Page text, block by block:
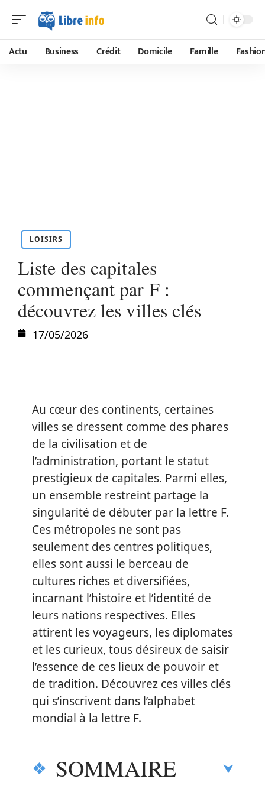
Actu Business Crédit Domicile Famille
LOISIRS
Liste des capitales
commençant par F :
découvrez les villes clés
17/05/2026
Au cœur des continents, certaines
villes se dressent comme des phares
de la civilisation et de
l’administration, portant le statut
prestigieux de capitales. Parmi elles,
un ensemble restreint partage la
singularité de débuter par la lettre F.
Ces métropoles ne sont pas
seulement des centres politiques,
elles sont aussi le berceau de
cultures riches et diversifiées,
incarnant l’histoire et l’identité de
leurs nations respectives. Elles
attirent les voyageurs, les diplomates
et les curieux, tous désireux de saisir
l’essence de ces lieux de pouvoir et
de tradition. Découvrez ces villes clés
qui s’inscrivent dans l’alphabet
mondial à la lettre F.
SOMMAIRE